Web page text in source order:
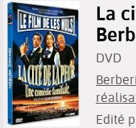
La
DVD
Edité